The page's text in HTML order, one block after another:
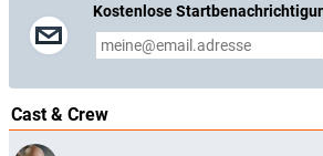
Kostenlose
Cast & Crew